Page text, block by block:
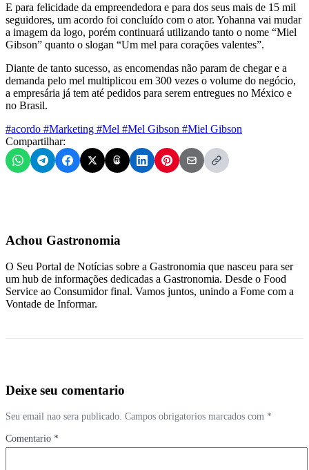
E para felicidade da empreendedora e para dos seus mais de 15 mil
seguidores, um acordo foi concluído com o ator. Yohanna vai mudar
a imagem da logo, porém continuará utilizando tanto o nome “Miel
Gibson” quanto o slogan “Um mel para corações valentes”.
Diante de tanto sucesso, as encomendas não param de chegar e a
demanda pelo mel multiplicou em 300 vezes o volume do negócio,
a empresária já tem até pedidos para serem entregues no México e
no Brasil.
#acordo #Marketing #Mel #Mel Gibson #Miel Gibson
Compartilhar:
Achou Gastronomia
O Seu Portal de Notícias sobre a Gastronomia que nasceu para ser
um hub de informações dedicadas a Gastronomia. Desde o Food
Service ao Consumidor final. Vamos juntos, unindo a Fome com a
Vontade de Informar.
Deixe seu comentario
Seu email nao sera publicado. Campos obrigatorios marcados com *
Comentario *